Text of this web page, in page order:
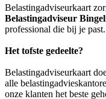
Belastingadviseurkaart
Belastingadviseur
professional die bij je past.
Het tofste gedeelte?
Belastingadviseurkaart
alle
onze klanten het beste